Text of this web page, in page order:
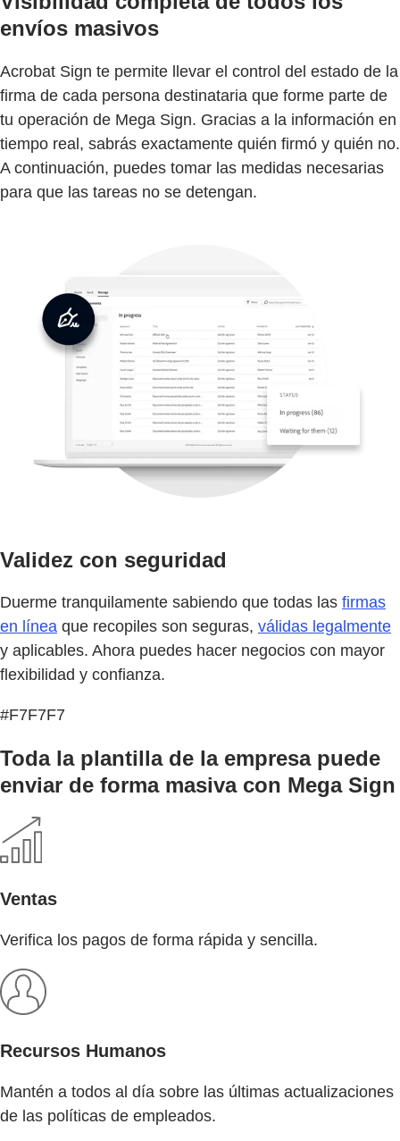
envíos masivos
Acrobat Sign te permite llevar el control del estado de la
firma de cada persona destinataria que forme parte de
tu operación de Mega Sign. Gracias a la información en
tiempo real, sabrás exactamente quién firmó y quién no.
A continuación, puedes tomar las medidas necesarias
para que las tareas no se detengan.
Validez con seguridad
Duerme tranquilamente sabiendo que todas las firmas
en línea que recopiles son seguras, válidas legalmente
y aplicables. Ahora puedes hacer negocios con mayor
flexibilidad y confianza.
#F7F7F7
Toda la plantilla de la empresa puede
enviar de forma masiva con Mega Sign
Ventas
Verifica los pagos de forma rápida y sencilla.
Recursos Humanos
Mantén a todos al día sobre las últimas actualizaciones
de las políticas de empleados.